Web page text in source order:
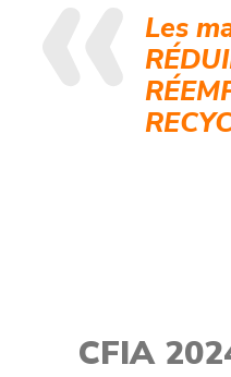
Les
CFIA